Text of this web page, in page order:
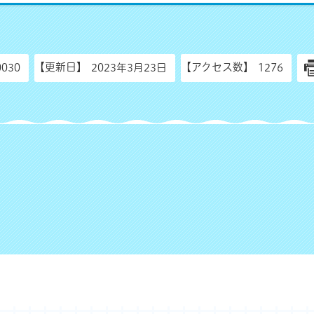
【更新日】 2023年3月23日 【アクセス数】 1276